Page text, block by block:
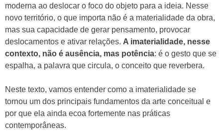
moderna ao deslocar o foco do objeto para a ideia. Nesse
novo território, o que importa não é a materialidade da obra,
mas sua capacidade de gerar pensamento, provocar
deslocamentos e ativar relações. A imaterialidade, nesse
contexto, não é ausência, mas potência: é o gesto que se
espalha, a palavra que circula, o conceito que reverbera.
Neste texto, vamos entender como a imaterialidade se
tornou um dos principais fundamentos da arte conceitual e
por que ela ainda ecoa fortemente nas práticas
contemporâneas.